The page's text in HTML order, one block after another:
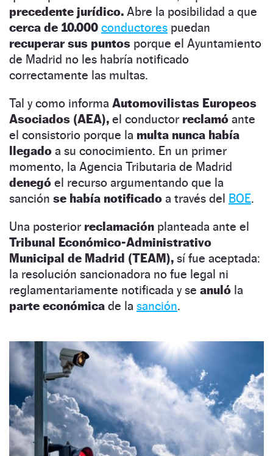
precedente jurídico. Abre la posibilidad a que
cerca de 10.000 conductores puedan
recuperar sus puntos porque el Ayuntamiento
de Madrid no les habría notificado
correctamente las multas.
Tal y como informa Automovilistas Europeos
Asociados (AEA), el conductor reclamó ante
el consistorio porque la multa nunca había
llegado a su conocimiento. En un primer
momento, la Agencia Tributaria de Madrid
denegó el recurso argumentando que la
sanción se había notificado a través del BOE.
Una posterior reclamación planteada ante el
Tribunal Económico-Administrativo
Municipal de Madrid (TEAM), sí fue aceptada:
la resolución sancionadora no fue legal ni
reglamentariamente notificada y se anuló la
parte económica de la sanción.